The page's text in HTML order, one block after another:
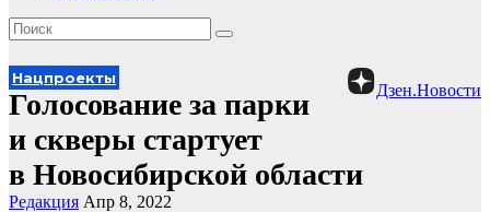
Дзен.Новости
Нацпроекты
Голосование за парки
и скверы стартует
в Новосибирской области
Редакция Апр 8, 2022